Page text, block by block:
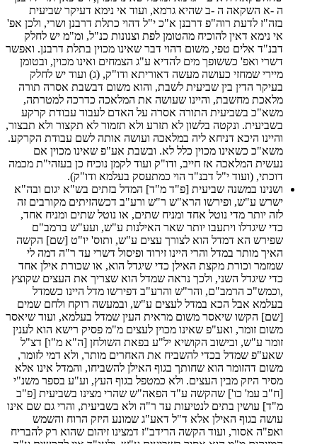
ה -א השקאה ה -ב שהיא גרמא, ועוד אי נימא דעיקר שביעית
בזה"ז לדעת רוה"פ דרבנן א"כ י"ל דהוי כתלת דרבנן ושרי, ולכן אפ'
אי נימא דאין להוכיח מהטומן לפת וצנונות כנ"ל, ומ"מ יש לחלק
דבנ"ד אלים טפי, משום דהוי דבר שאינו מכוין בתלת דרבנן. ואפשר
דשרי ואפ' כששופך מים להדיא ע"ג הצמחים ואינו מכוין, ובטומן
מיירי שמחזי כעושה מעשה דאוריתא ודו"ק, (ג) ועוד יש לחלק
בעיקר הדין בין שביעית לשבת, והוא משום דבשבת אסרה תורה
מלאכת מחשבת, והיינו שעושה את המלאכה כדרכה למטרתה,
משא"כ בשביעית התורה אסרה על האדם לעבוד עבודת קרקע
בשביעית. ונקטה בלשון לא תזרע ולא תזמור לא תקצור ולא תבצור,
והיינו היכא דניחא ליה במלאכה ועושה אותה לשם עבודת הקרקע.
משא"כ כשאינו מכוין כלל לא. ובשבת אע"פ שאינו מכוין אם
נעשית המלאכה אז חייב, ודו"ק ועוד לקמן נוכיח כן בעזהי"ת מכמה
דוכתי, (ועוד י"ל דבנ"ד הוי כמתעסק בעלמא ודו"ק).
ושנינו במשנה שביעית [פ"ד מ"ד] המדל בזתים בש"א יגום ובה"א
ישרש ע"ש, ופירשו הרא"ש ר"ש ורע"ב דכשהזיתים מקורבים זה
לזה יותר מדי נוטל אחד ומניח שתים, או נוטל שתים ומניח אחד,
כדי שיגדלו ויתעבו יותר שאר האילנות ע"ש, ועע"ש ברמב"ם
שפירש הא דמדל הוא לצורך עצים ע"ש, ותוס' יו"ט [שם] הקשה
האיך מותר במדל והרי היינו זירוד ופיסול דשרי עד ר"ה דמה לי
שמזמר וכורת מקצת האילן כדי שיגדל הוא, או שכורת אילן אחד
כדי שיגדל השני, ולכך נראה שמדל הוא שצריך את העצים שקוצץ
,וכמש"כ הרמב"ם, והר"ש והרע"ב דפירשו מדל היינו כשמדל
בעלמא אבל הכא במדל לעצים ע"ש, ובמעשה רוקח ולחם שמים
[שם] הקשו שיאסר משום מראית העין שמדל בעלמא, ועוד שיאסר
משום זומר, ואע"פ שאינו מכוין לעצים מ"מ פסיק רישא הוא לענין
זומר ע"ש, ובישוב הקושיא יל"ע בפאת השולחן [ה"א מ"ו] דצ"ל
שאע"פ שמדל בכדי להשביח את האחרים מותר, ולא דמי לזומר,
משום דהזומר הוא שחותך בגוף האילן להשביחו, והמדל אינו אלא
מסיר היזק מבין העצים. ולא כמטפל בגוף העץ, וע"ע בספר משנ"י
[ח"ב עמ' כו'] שהקשה ע"ד הפאה"ש שהרי מצינו בשביעית [פ"ב
מ"ד] עושין בתים לנטיעות עד ר"ה ולא בשביעית, והרי גם שם אינו
עושה בגוף האילן אלא ד"ל דאע"ג שמונע היזק הרוח והשמש
ואפ"ה אסור, ועוד הקשה הרידב"ז דמצינו זיהום שהוא רק להבריח